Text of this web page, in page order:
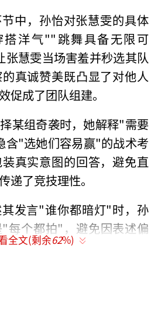
中，孙怡对张慧雯的具体
洋气""跳舞具备无限可
慧雯当场害羞并秒选其队
真诚赞美既凸显了对他人
促成了团队组建。
某组奇袭时，她解释"需要
含"选她们容易赢"的战术考
真实意图的回答，避免直
递了竞技理性。
发言"谁你都暗灯"时，孙
每个都拍"，避免因表述偏
邀请对方组队，展现沟通
全文(剩余62%)